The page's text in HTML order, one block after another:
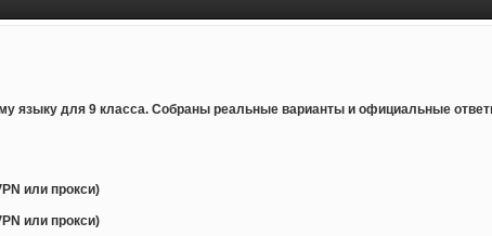
языку для 9 класса. Собраны реальные варианты и официальные
или прокси)
или прокси)